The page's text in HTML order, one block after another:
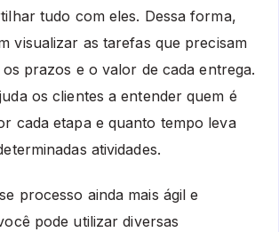
tudo com eles. Dessa forma,
visualizar as tarefas que precisam
prazos e o valor de cada entrega.
os clientes a entender quem é
cada etapa e quanto tempo leva
atividades.
processo ainda mais ágil e
pode utilizar diversas